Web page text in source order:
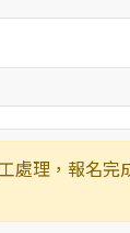
處理，報名完